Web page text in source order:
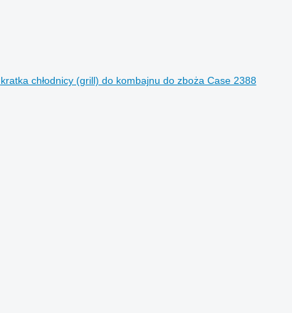
kratka chłodnicy (grill) do kombajnu do zboża Case 2388